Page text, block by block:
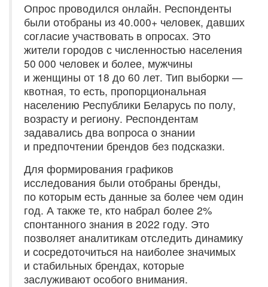
Опрос проводился онлайн. Респонденты
были отобраны из 40.000+ человек, давших
согласие участвовать в опросах​. Это
жители городов с численностью населения
50 000 человек и более, мужчины
и женщины от 18 до 60 лет. Тип выборки —
квотная, то есть, пропорциональная
населению Республики Беларусь по полу,
возрасту и региону. Респондентам
задавались два вопроса о знании
и предпочтении брендов без подсказки.
Для формирования графиков
исследования были отобраны бренды,
по которым есть данные за более чем один
год. А также те, кто набрал более 2%
спонтанного знания в 2022 году.​ Это
позволяет аналитикам отследить динамику
и сосредоточиться на наиболее значимых
и стабильных брендах, которые
заслуживают особого внимания.​